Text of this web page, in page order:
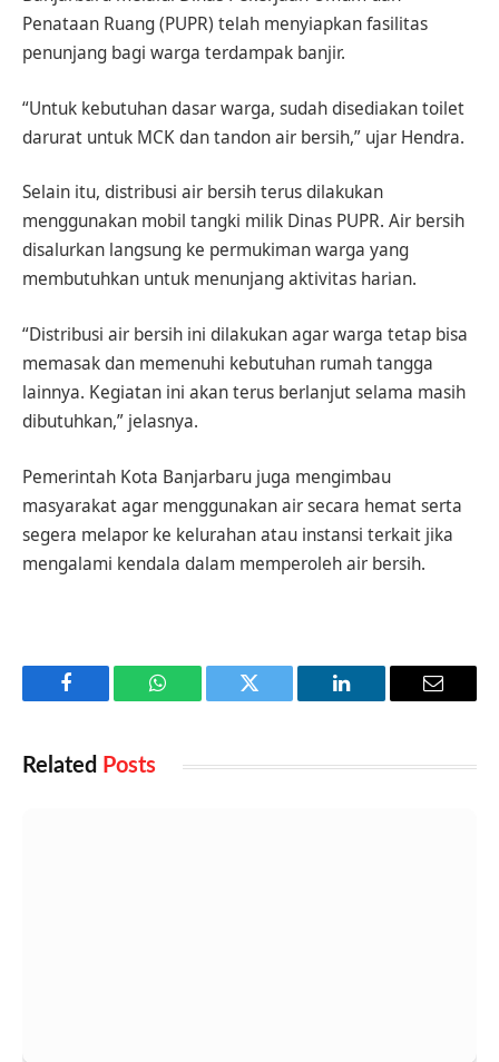
Penataan Ruang (PUPR) telah menyiapkan fasilitas
penunjang bagi warga terdampak banjir.
“Untuk kebutuhan dasar warga, sudah disediakan toilet
darurat untuk MCK dan tandon air bersih,” ujar Hendra.
Selain itu, distribusi air bersih terus dilakukan
menggunakan mobil tangki milik Dinas PUPR. Air bersih
disalurkan langsung ke permukiman warga yang
membutuhkan untuk menunjang aktivitas harian.
“Distribusi air bersih ini dilakukan agar warga tetap bisa
memasak dan memenuhi kebutuhan rumah tangga
lainnya. Kegiatan ini akan terus berlanjut selama masih
dibutuhkan,” jelasnya.
Pemerintah Kota Banjarbaru juga mengimbau
masyarakat agar menggunakan air secara hemat serta
segera melapor ke kelurahan atau instansi terkait jika
mengalami kendala dalam memperoleh air bersih.
Facebook WhatsApp Twitter LinkedIn Email
Related Posts